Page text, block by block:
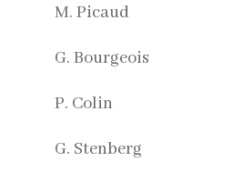
M. Picaud
G. Bourgeois
P. Colin
G. Stenberg